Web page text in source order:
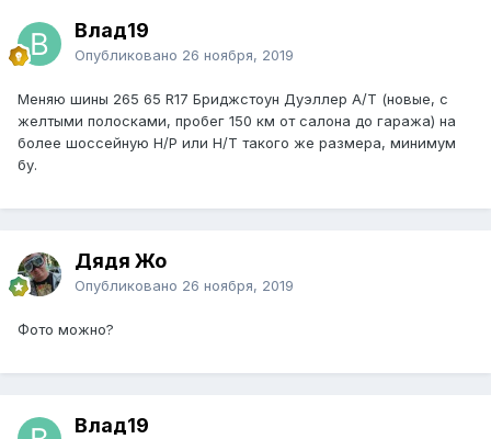
Влад19
Опубликовано 26 ноября, 2019
Меняю шины 265 65 R17 Бриджстоун Дуэллер A/T (новые, с
желтыми полосками, пробег 150 км от салона до гаража) на
более шоссейную H/P или H/T такого же размера, минимум
бу.
Дядя Жо
Опубликовано 26 ноября, 2019
Фото можно?
Влад19